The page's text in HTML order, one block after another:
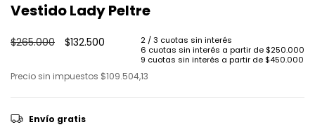
Vestido Lady Peltre
$265.000 $132.500
Precio sin impuestos $109.504,13
Envío gratis